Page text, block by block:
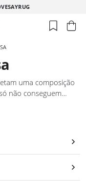
uma composição
não conseguem
saleiros, cada peça
de design e pelo
peça se integra
como uma mesa é